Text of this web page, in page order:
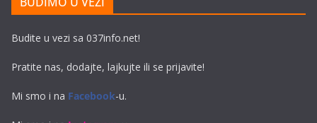
Budite u vezi sa 037info.net!
Pratite nas, dodajte, lajkujte ili se prijavite!
Mi smo i na Facebook-u.